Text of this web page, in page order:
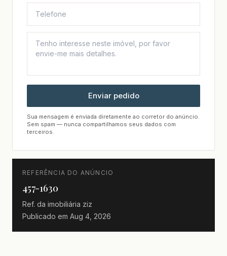
Enviar pedido
Sua mensagem é enviada diretamente ao corretor do anúncio.
Sem spam — nunca compartilhamos seus dados com
terceiros.
REFERÊNCIA DO ANÚNCIO
457-1630
Ref. da imobiliária ziz
Publicado em Aug 4, 2026